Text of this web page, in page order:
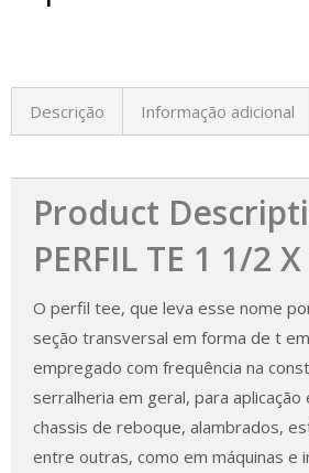
Descrição Informação adicional
Product
PERFIL TE 1 1/2
O perfil tee, que leva esse nome
seção transversal em forma de t
empregado com frequência na
serralheria em geral, para aplicação
chassis de reboque, alambrados,
entre outras, como em máquinas e